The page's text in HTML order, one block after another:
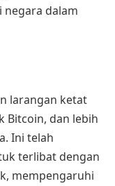
dalam
larangan ketat
Bitcoin, dan lebih
Ini telah
terlibat dengan
mempengaruhi